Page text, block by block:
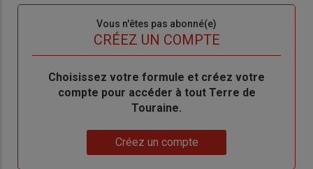
Vous n'êtes pas abonné(e)
CRÉEZ UN COMPTE
BodyChoisissez votre formule et créez votre
compte pour accéder à tout Terre de
Touraine.
Créez un compte